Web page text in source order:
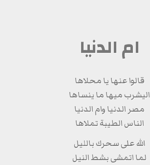
ام الدنيا
قالوا عنها يا محلاها
اليشرب ميها ما ينساها
مصر الدنيا وام الدنيا
الناس الطيبة تملاها
الله على سحرك بالليل
لما اتمشى بشط النيل